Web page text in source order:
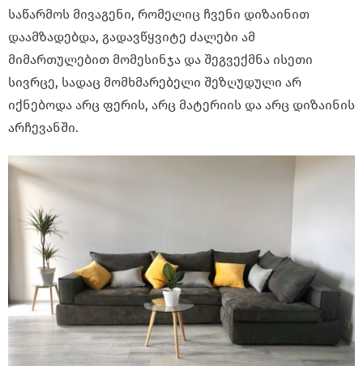
საწარმოს მივაგენი, რომელიც ჩვენი დიზაინით
დაამზადებდა, გადავწყვიტე ძალები ამ
მიმართულებით მომესინჯა და შეგვექმნა ისეთი
სივრცე, სადაც მომხმარებელი შეზღუდული არ
იქნებოდა არც ფერის, არც მატერიის და არც დიზაინის
არჩევანში.